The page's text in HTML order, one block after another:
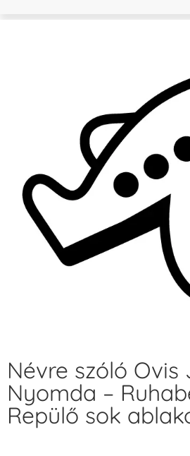
Névre szóló Ovis
Nyomda –
Repülő sok